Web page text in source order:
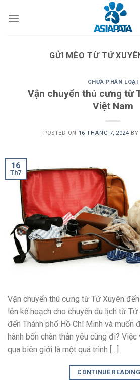
GỬI MÈO TỪ TỨ
CHƯA PHÂN LOẠI
Vận chuyển thú cưng từ
Việt Nam
POSTED ON 16 THÁNG 7, 2024 BY
16
Th7
Vận chuyển thú cưng từ Tứ Xuyên
lên kế hoạch cho chuyến du lịch từ Tứ
đến Thành phố Hồ Chí Minh và muốn
hành bốn chân thân yêu cùng đi?
qua biên giới là một quá trình […]
CONTINUE READING